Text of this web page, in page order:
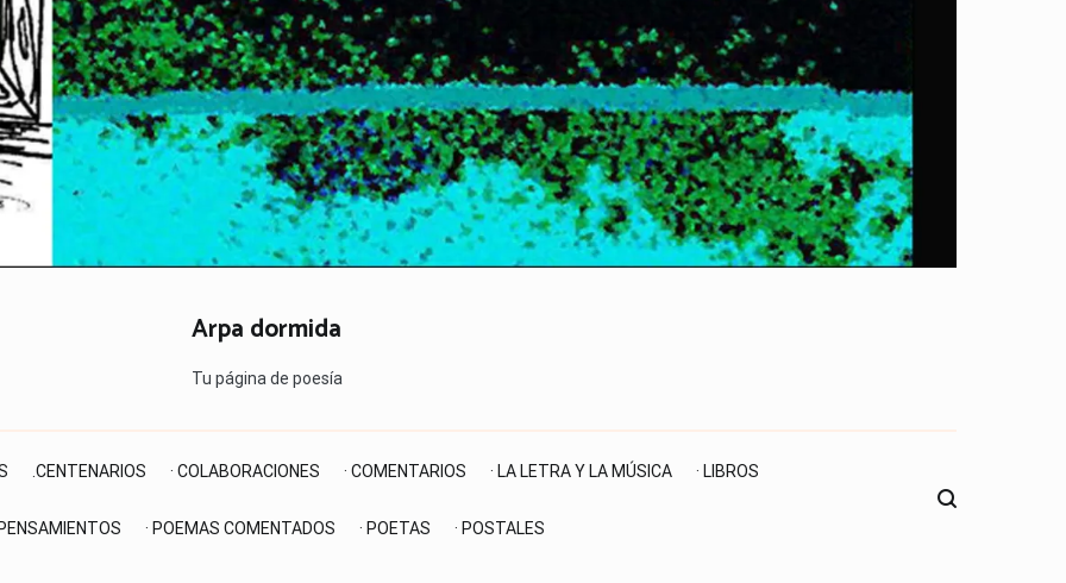
Arpa dormida
Tu página de poesía
.CENTENARIOS · COLABORACIONES · COMENTARIOS · LA LETRA Y LA MÚSICA · LIBROS
· POEMAS COMENTADOS · POETAS · POSTALES